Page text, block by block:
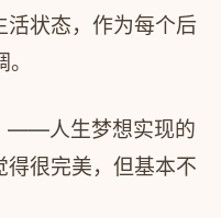
活状态，作为每个后
——人生梦想实现的
很完美，但基本不